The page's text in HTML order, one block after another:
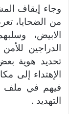
وجاء إيقاف
من الضحايا،
الابيض،
الدراجين
تحديد هوية
الإهتداء إلى
فيهم في ملف
التهديد .